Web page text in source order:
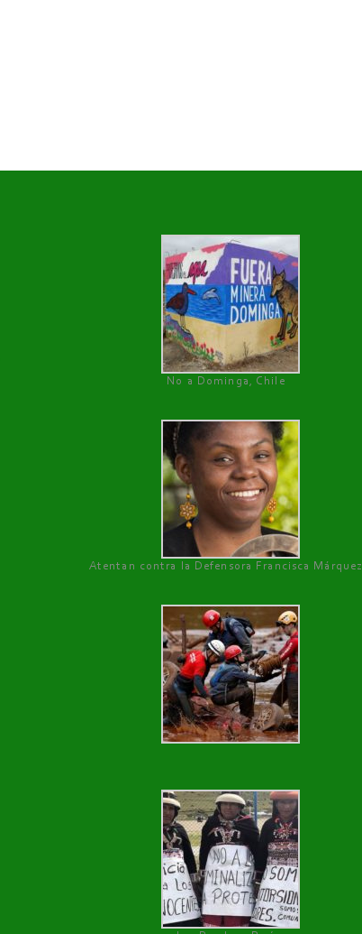
No a Dominga, Chile
Atentan contra la Defensora Francisca Márquez